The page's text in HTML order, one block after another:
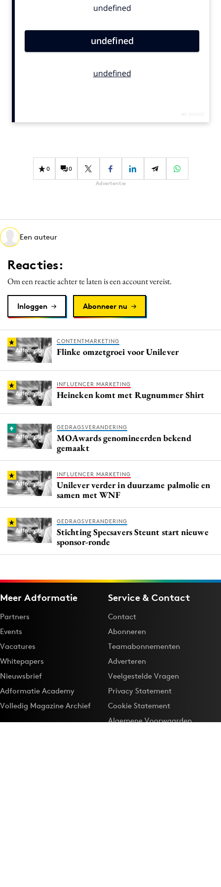
Contentmarketing
Effectiviteit
Gedragsverandering
Martech
Media
Merkstrategie
PR
Programmatic
Reputatie & crisis
0 0
Advertentie
Een auteur
Reacties:
Om een reactie achter te laten is een account vereist.
Inloggen Abonneer nu
CONTENTMARKETING
Flinke omzetgroei voor Unilever
INFLUENCER MARKETING
Heineken komt met Rugnummer Shirt
GEDRAGSVERANDERING
MOAwards genomineerden bekend
gemaakt
INFLUENCER MARKETING
Unilever verder in duurzame palmolie en
samen met WNF
GEDRAGSVERANDERING
Stichting Specsavers Steunt start nieuwe
sponsor-ronde
Meer Adformatie
Partners
Events
Vacatures
Whitepapers
Nieuwsbrief
Adformatie Academy
Volledig Magazine Archief
Service & Contact
Contact
Abonneren
Teamabonnementen
Adverteren
Veelgestelde Vragen
Privacy Statement
Cookie Statement
Algemene Voorwaarden